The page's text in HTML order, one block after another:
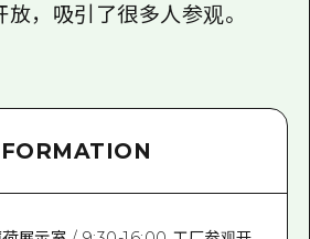
，吸引了很多人参观。